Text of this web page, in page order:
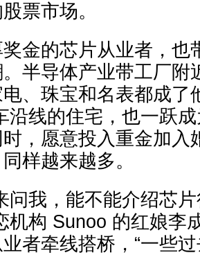
票市场。
的芯片从业者，也
半导体产业带工厂附
、珠宝和名表都成了
沿线的住宅，也一跃
，愿意投入重金加入
样越来越多。
我，能不能介绍芯片
机构 Sunoo 的红娘李
者牵线搭桥，“一些